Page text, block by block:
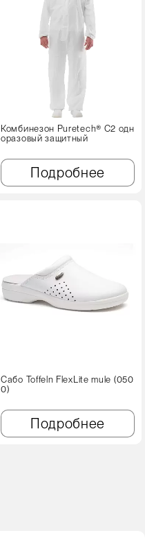
Комбинезон Puretech® C2 одн
оразовый защитный
Подробнее
Сабо Toffeln FlexLite mule (050
0)
Подробнее